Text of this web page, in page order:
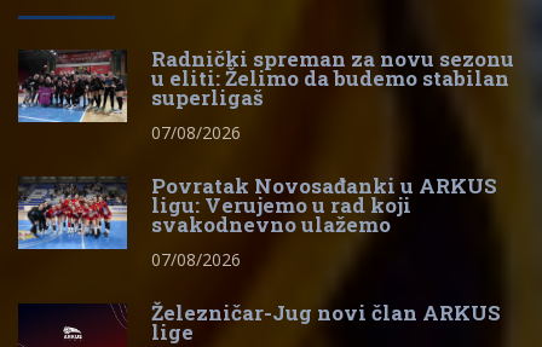
Radnički spreman za novu sezonu
u eliti: Želimo da budemo stabilan
superligaš
07/08/2026
Povratak Novosađanki u ARKUS
ligu: Verujemo u rad koji
svakodnevno ulažemo
07/08/2026
Železničar-Jug novi član ARKUS
lige